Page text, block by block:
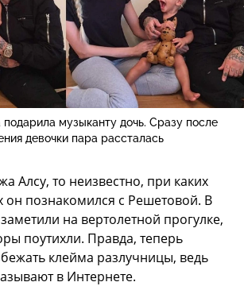
музыканту дочь. Сразу после
девочки пара рассталась
Алсу, то неизвестно, при каких
он познакомился с Решетовой. В
на вертолетной прогулке,
поутихли. Правда, теперь
клейма разлучницы, ведь
в Интернете.